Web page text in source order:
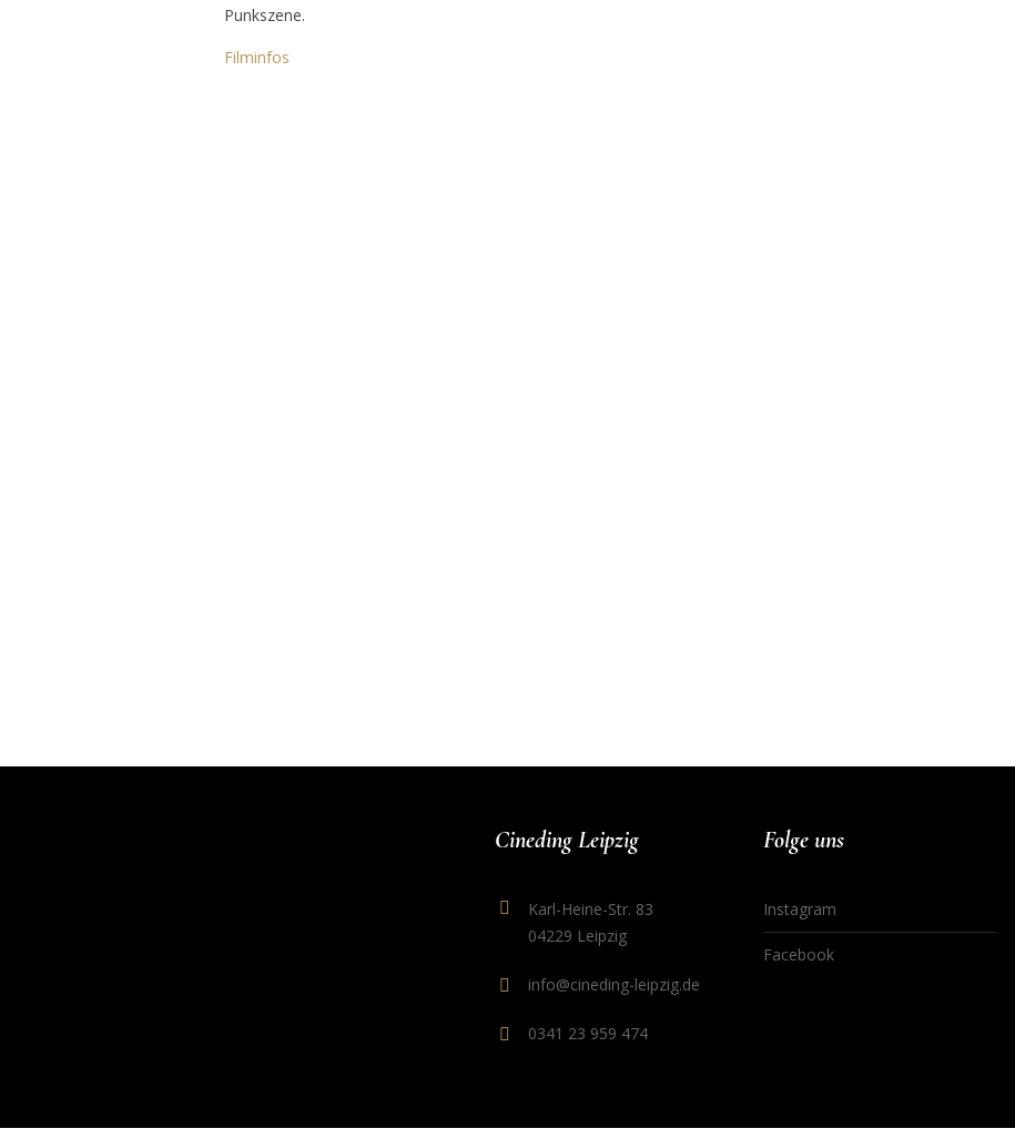
Punkszene.
Filminfos
Cineding Leipzig
Karl-Heine-Str. 83
04229 Leipzig
info@cineding-leipzig.de
0341 23 959 474
Folge uns
Instagram
Facebook